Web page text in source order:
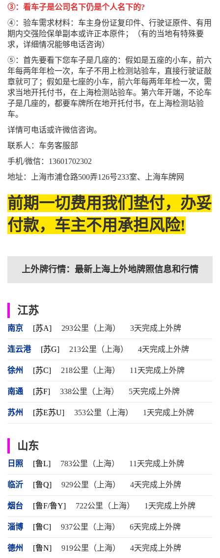
③：看车子是公司名下仍是个人名下的?
④：验车需求材料：车主身份证复印件、行驶证原件、有用
期内交强险保单副本或许正本原件；（有的当地有特殊要
求，详细情况能够电话咨询）
⑤：首先要看下您车子是几座的：假如是五座的小车，前六
年每两年年检一次，车子不用上检测站验车，直接行驶证敲
章就可了；假如是七座的小车，前六年每两年年检一次，需
求当地开托付书，在上海检测站验车。第六年开端，不论车
子是几座的，都要车牌所在地开托付书，在上海检测站验
车。
详情可电话或许微信咨询。
联系人：车务客服部
手机/微信：13601702302
地址：上海市浦仓路500弄126号233室、上海车牌网
前期一切费用我们垫付，办妥
付款，车主不用承担风险!
上外牌行情：最新上海上外地牌照信息和行情
江苏
南京 [苏A] 293公里（上海） 3天完成上外牌
连云港 [苏G] 213公里（上海） 4天完成上外牌
徐州 [苏C] 218公里（上海） 11天完成上外牌
南通 [苏F] 338公里（上海） 5天完成上外牌
苏州 [苏E苏U] 353公里（上海） 1天完成上外牌
山东
日照 [鲁L] 783公里（上海） 11天完成上外牌
临沂 [鲁Q] 929公里（上海） 4天完成上外牌
烟台 [鲁F/鲁Y] 722公里（上海） 1天完成上外牌
淄博 [鲁C] 937公里（上海） 6天完成上外牌
德州 [鲁N] 919公里（上海） 4天完成上外牌